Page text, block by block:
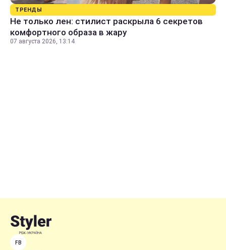
ТРЕНДЫ
Не только лен: стилист раскрыла 6 секретов
комфортного образа в жару
07 августа 2026, 13:14
FB